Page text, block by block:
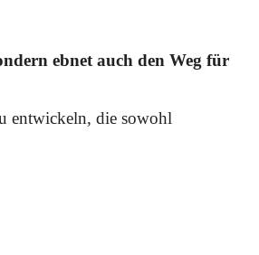
ebnet auch den Weg für
entwickeln, die sowohl